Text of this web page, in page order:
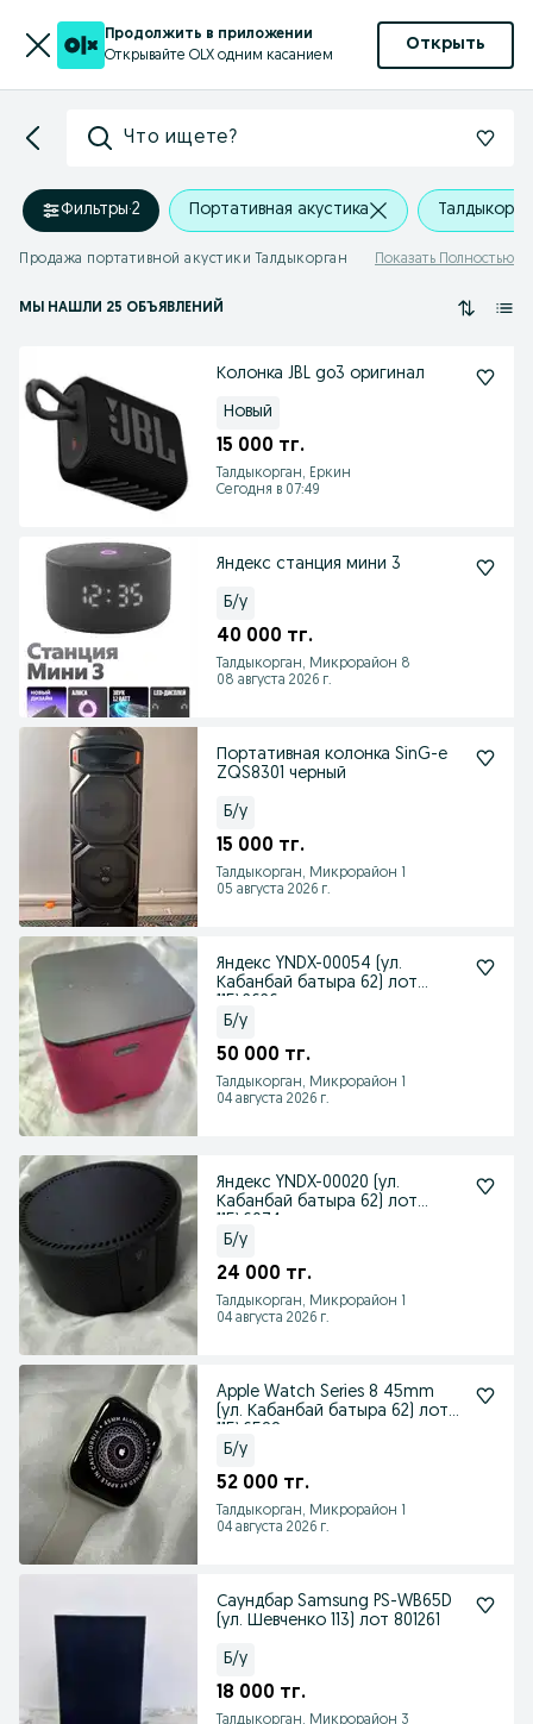
Продолжить в приложении
Открывайте OLX одним касанием
Открыть
Что ищете?
Фильтры·2 Портативная акустика
Продажа портативной акустики Талдыкорган Показать Полностью
МЫ НАШЛИ 25 ОБЪЯВЛЕНИЙ
Колонка JBL go3 оригинал
Новый
15 000 тг.
Талдыкорган, Еркин
Сегодня в 07:49
Яндекс станция мини 3
Б/у
40 000 тг.
Талдыкорган, Микрорайон 8
08 августа 2026 г.
Портативная колонка SinG-e
ZQS8301 черный
Б/у
15 000 тг.
Талдыкорган, Микрорайон 1
05 августа 2026 г.
Яндекс YNDX-00054 (ул.
Кабанбай батыра 62) лот
Б/у
50 000 тг.
Талдыкорган, Микрорайон 1
04 августа 2026 г.
Яндекс YNDX-00020 (ул.
Кабанбай батыра 62) лот
Б/у
24 000 тг.
Талдыкорган, Микрорайон 1
04 августа 2026 г.
Apple Watch Series 8 45mm
(ул. Кабанбай батыра 62) лот
Б/у
52 000 тг.
Талдыкорган, Микрорайон 1
04 августа 2026 г.
Саундбар Samsung PS-WB65D
(ул. Шевченко 113) лот 801261
Б/у
18 000 тг.
Талдыкорган, Микрорайон 3